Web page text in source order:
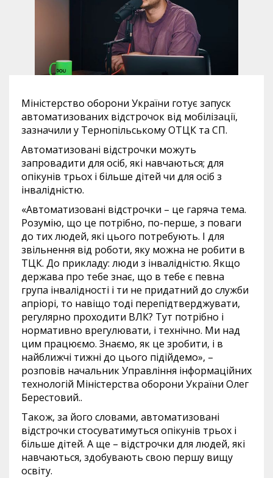
Міністерство оборони України готує запуск
автоматизованих відстрочок від мобілізації,
зазначили у Тернопільському ОТЦК та СП.
Автоматизовані відстрочки можуть
запровадити для осіб, які навчаються; для
опікунів трьох і більше дітей чи для осіб з
інвалідністю.
«Автоматизовані відстрочки – це гаряча тема.
Розумію, що це потрібно, по-перше, з поваги
до тих людей, які цього потребують. І для
звільнення від роботи, яку можна не робити в
ТЦК. До прикладу: люди з інвалідністю. Якщо
держава про тебе знає, що в тебе є певна
група інвалідності і ти не придатний до служби
апріорі, то навіщо тоді перепідтверджувати,
регулярно проходити ВЛК? Тут потрібно і
нормативно врегулювати, і технічно. Ми над
цим працюємо. Знаємо, як це зробити, і в
найближчі тижні до цього підійдемо», –
розповів начальник Управління інформаційних
технологій Міністерства оборони України Олег
Берестовий..
Також, за його словами, автоматизовані
відстрочки стосуватимуться опікунів трьох і
більше дітей. А ще – відстрочки для людей, які
навчаються, здобувають свою першу вищу
освіту.